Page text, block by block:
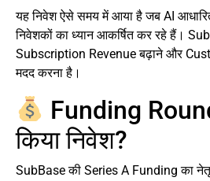
यह निवेश ऐसे समय में आया है जब AI
निवेशकों का ध्यान आकर्षित कर रहे हैं।
Subscription Revenue बढ़ाने और
मदद करना है।
Funding
किया निवेश?
SubBase की Series A Funding का